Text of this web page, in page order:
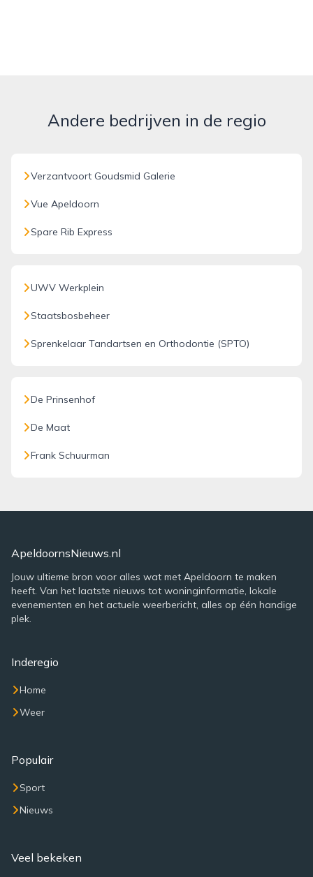
Andere bedrijven in de regio
Verzantvoort Goudsmid Galerie
Vue Apeldoorn
Spare Rib Express
UWV Werkplein
Staatsbosbeheer
Sprenkelaar Tandartsen en Orthodontie (SPTO)
De Prinsenhof
De Maat
Frank Schuurman
ApeldoornsNieuws.nl
Jouw ultieme bron voor alles wat met Apeldoorn te maken
heeft. Van het laatste nieuws tot woninginformatie, lokale
evenementen en het actuele weerbericht, alles op één handige
plek.
Inderegio
Home
Weer
Populair
Sport
Nieuws
Veel bekeken